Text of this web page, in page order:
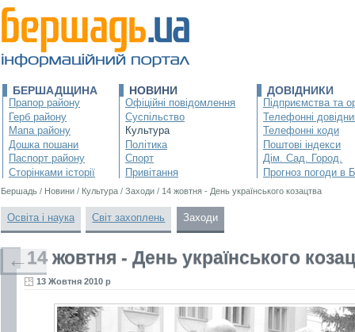
БЕРШАДЩИНА
Прапор району
Герб району
Мапа району
Дошка пошани
Паспорт району
Сторінками історії
НОВИНИ
Офіційні повідомлення
Суспільство
Культура
Політика
Спорт
Привітання
ДОВІДНИКИ
Підприємства та
Телефонні
Телефонні коди
Поштові індекси
Дім. Сад. Город.
Прогноз погоди в
Бершадь / Новини / Культура / Заходи / 14 жовтня - День українського козацтва
Освіта і наука Світ захоплень Заходи
14 жовтня - День українського
13 Жовтня 2010 р
←